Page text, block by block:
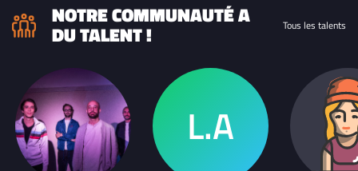
NOTRE COMMUNAUTÉ A
DU TALENT ! Tous les talents